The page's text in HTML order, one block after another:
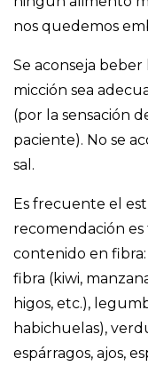
nos quedemos
Se aconseja
micción sea
(por la sensación
paciente). No se
sal.
Es frecuente el
recomendación
contenido en
fibra (kiwi,
higos, etc.),
habichuelas),
espárragos, ajos,